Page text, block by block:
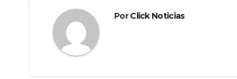
PorClick Noticias